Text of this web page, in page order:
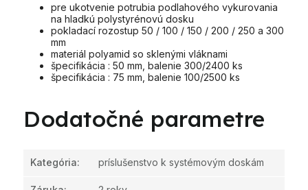
pre ukotvenie potrubia podlahového vykurovania
na hladkú polystyrénovú dosku
pokladací rozostup 50 / 100 / 150 / 200 / 250 a 300
mm
materiál polyamid so sklenými vláknami
špecifikácia : 50 mm, balenie 300/2400 ks
špecifikácia : 75 mm, balenie 100/2500 ks
Dodatočné parametre
Kategória: príslušenstvo k systémovým doskám